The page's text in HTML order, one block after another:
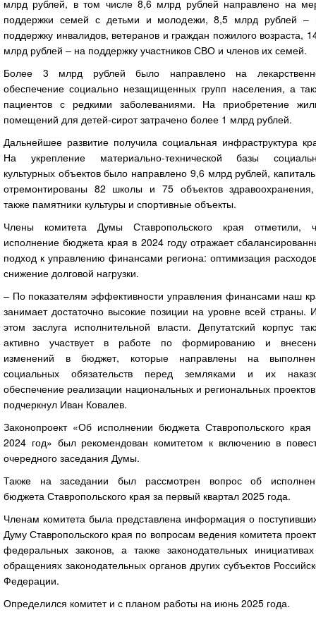
млрд рублей, в том числе 8,6 млрд рублей направлено на
поддержки семей с детьми и молодежи, 8,5 млрд рублей –
поддержку инвалидов, ветеранов и граждан пожилого возраста,
млрд рублей – на поддержку участников СВО и членов их семей.
Более 3 млрд рублей было направлено на
обеспечение социально незащищенных групп населения, а
пациентов с редкими заболеваниями. На приобретение
помещений для детей-сирот затрачено более 1 млрд рублей.
Дальнейшее развитие получила социальная инфраструктура
На укрепление материально-технической базы
культурных объектов было направлено 9,6 млрд рублей,
отремонтированы 82 школы и 75 объектов
также памятники культуры и спортивные объекты.
Члены комитета Думы Ставропольского края отметили,
исполнение бюджета края в 2024 году отражает
подход к управлению финансами региона: оптимизация
снижение долговой нагрузки.
– По показателям эффективности управления финансами наш
занимает достаточно высокие позиции на уровне всей страны.
этом заслуга исполнительной власти. Депутатский корпус
активно участвует в работе по формированию и
изменений в бюджет, которые направлены на
социальных обязательств перед земляками и их
обеспечение реализации национальных и региональных
подчеркнул Иван Ковалев.
Законопроект «Об исполнении бюджета Ставропольского края
2024 год» был рекомендован комитетом к включению в
очередного заседания Думы.
Также на заседании был рассмотрен вопрос об
бюджета Ставропольского края за первый квартал 2025 года.
Членам комитета была представлена информация о
Думу Ставропольского края по вопросам ведения комитета
федеральных законов, а также законодательных
обращениях законодательных органов других субъектов
Федерации.
Определился комитет и с планом работы на июнь 2025 года.